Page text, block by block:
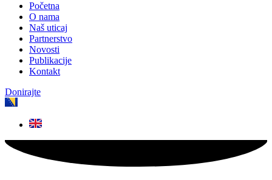
Početna
O nama
Naš uticaj
Partnerstvo
Novosti
Publikacije
Kontakt
Donirajte